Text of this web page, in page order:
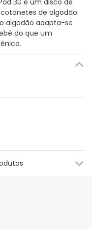
de algodão.
algodão adapta-se
do que um
de segurança